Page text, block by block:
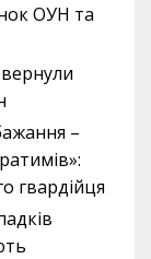
ОУН та
–
гвардійця